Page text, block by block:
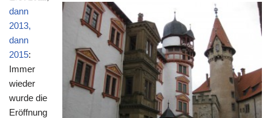
dann
2013,
dann
2015:
Immer
wieder
wurde die
Eröffnung